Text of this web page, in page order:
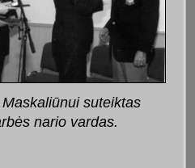
suteiktas
nario vardas.